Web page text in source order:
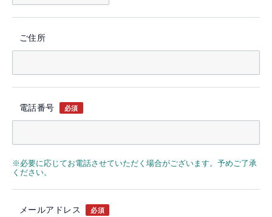
ご住所
電話番号 必須
※必要に応じてお電話させていただく場合がございます。予めご了承
ください。
メールアドレス 必須